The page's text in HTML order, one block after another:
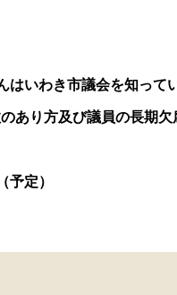
はいわき市議会を知って
あり方及び議員の長期
予定）